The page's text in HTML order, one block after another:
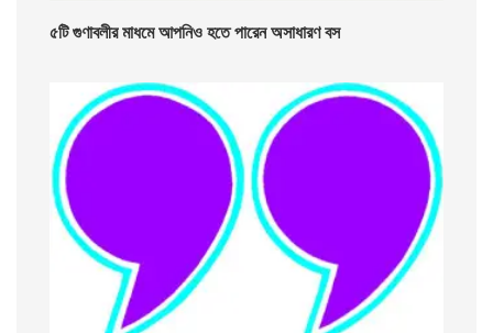
৫টি গুণাবলীর মাধমে আপনিও হতে পারেন অসাধারণ বস